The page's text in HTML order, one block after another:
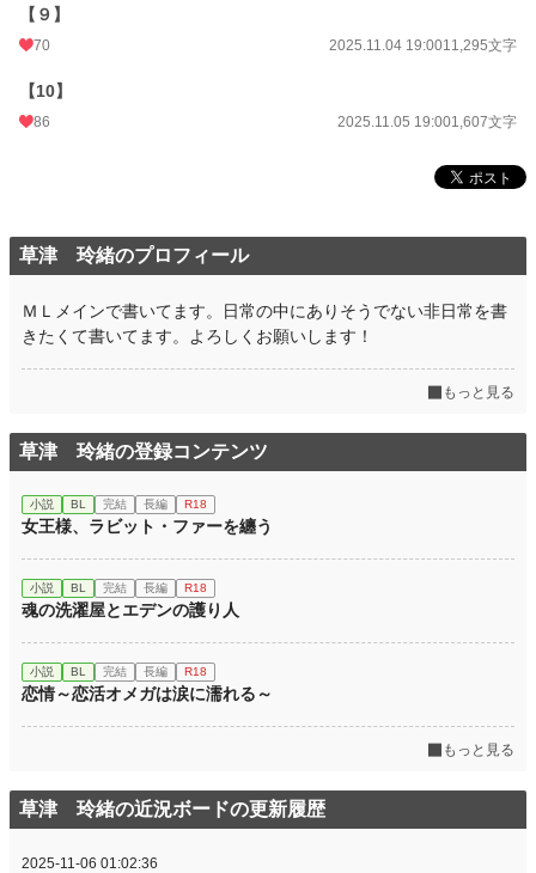
【９】
70 2025.11.04 19:0011,295文字
【10】
86 2025.11.05 19:001,607文字
草津 玲緒のプロフィール
ＭＬメインで書いてます。日常の中にありそうでない非日常を書
きたくて書いてます。よろしくお願いします！
もっと見る
草津 玲緒の登録コンテンツ
小説 BL 完結 長編 R18
女王様、ラビット・ファーを纏う
小説 BL 完結 長編 R18
魂の洗濯屋とエデンの護り人
小説 BL 完結 長編 R18
恋情～恋活オメガは涙に濡れる～
もっと見る
草津 玲緒の近況ボードの更新履歴
2025-11-06 01:02:36